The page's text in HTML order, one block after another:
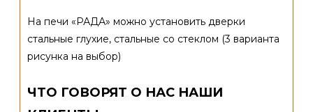
На печи «РАДА» можно установить дверки
стальные глухие, стальные со стеклом (3 варианта
рисунка на выбор)
ЧТО ГОВОРЯТ О НАС НАШИ